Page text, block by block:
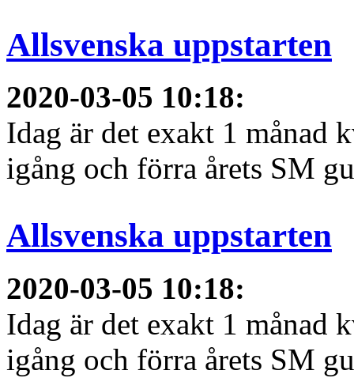
Allsvenska uppstarten
2020-03-05 10:18:
Idag är det exakt 1 månad
igång och förra årets SM
Allsvenska uppstarten
2020-03-05 10:18:
Idag är det exakt 1 månad
igång och förra årets SM